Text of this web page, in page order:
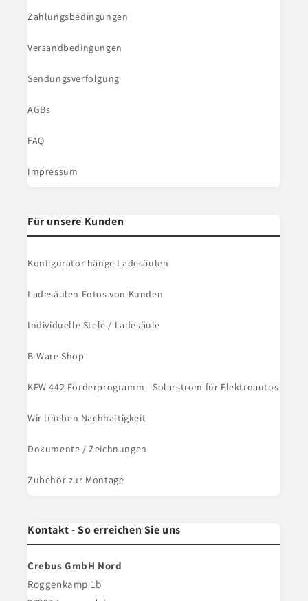
Zahlungsbedingungen
Versandbedingungen
Sendungsverfolgung
AGBs
FAQ
Impressum
Für unsere Kunden
Konfigurator hänge Ladesäulen
Ladesäulen Fotos von Kunden
Individuelle Stele / Ladesäule
B-Ware Shop
KFW 442 Förderprogramm - Solarstrom für Elektroautos
Wir l(i)eben Nachhaltigkeit
Dokumente / Zeichnungen
Zubehör zur Montage
Kontakt - So erreichen Sie uns
Crebus GmbH Nord
Roggenkamp 1b